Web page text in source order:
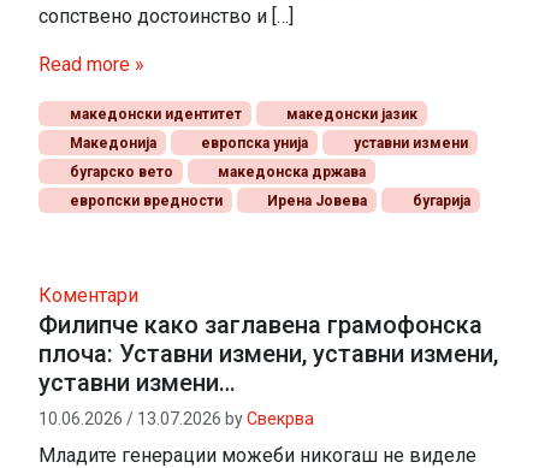
сопствено достоинство и […]
Read more »
македонски идентитет
македонски јазик
Македонија
европска унија
уставни измени
бугарско вето
македонска држава
европски вредности
Ирена Јовева бугарија
Коментари
Филипче како заглавена грамофонска
плоча: Уставни измени, уставни измени,
уставни измени…
10.06.2026 / 13.07.2026 byСвекрва
Младите генерации можеби никогаш не виделе